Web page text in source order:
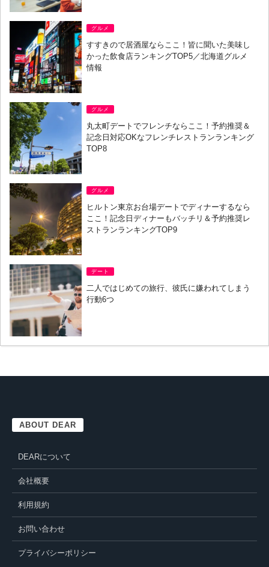
グルメ
すすきので居酒屋ならここ！皆に聞いた美味し
かった飲食店ランキングTOP5／北海道グルメ
情報
グルメ
丸太町デートでフレンチならここ！予約推奨＆
記念日対応OKなフレンチレストランランキング
TOP8
グルメ
ヒルトン東京お台場デートでディナーするなら
ここ！記念日ディナーもバッチリ＆予約推奨レ
ストランランキングTOP9
デート
二人ではじめての旅行、彼氏に嫌われてしまう
行動6つ
ABOUT DEAR
DEARについて
会社概要
利用規約
お問い合わせ
プライバシーポリシー